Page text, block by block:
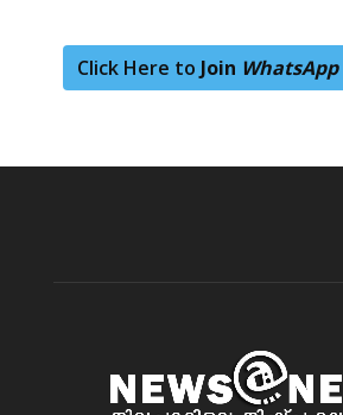
Click Here to Join WhatsApp